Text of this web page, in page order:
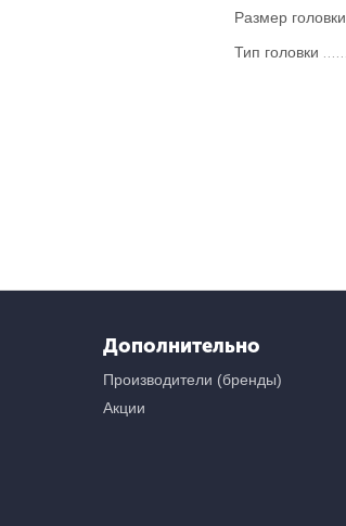
Размер головки
Тип головки
Дополнительно
Производители (бренды)
Акции